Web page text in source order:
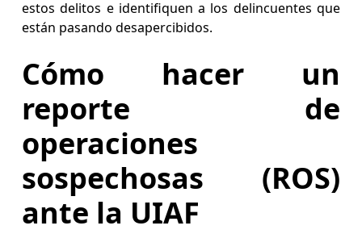
estos delitos e identifiquen a los delincuentes que
están pasando desapercibidos.
Cómo hacer un
reporte de
operaciones
sospechosas (ROS)
ante la UIAF